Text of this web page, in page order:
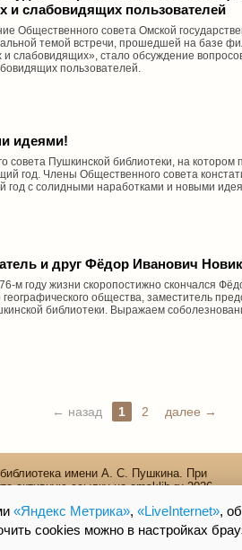
и слабовидящих пользователей
Общественного совета Омской
темой встречи, прошедшей на базе
слабовидящих», стало обсуждение
пользователей.
идеями!
совета Пушкинской библиотеки, на котором
год. Члены Общественного совета
год с солидными наработками и новыми
и друг Фёдор Иванович
м году жизни скоропостижно скончался
общества, заместитель
библиотеки. Выражаем
← назад 1 2 далее →
имени А. С. Пушкина. При
активную ссылку на omsklib.ru 2026
«Яндекс Метрика», «LiveInternet»,
cookies можно в настройках